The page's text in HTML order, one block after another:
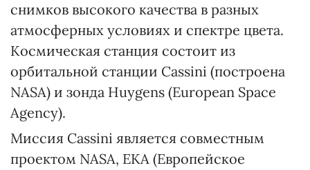
снимков высокого качества в разных
атмосферных условиях и спектре цвета.
Космическая станция состоит из
орбитальной станции Cassini (построена
NASA) и зонда Huygens (European Space
Agency).
Миссия Cassini является совместным
проектом NASA, ЕКА (Европейское